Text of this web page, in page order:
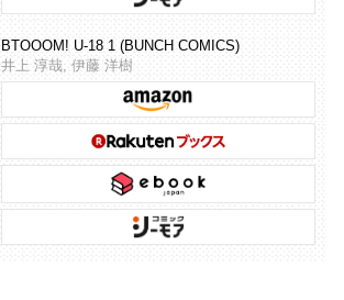
BTOOOM! U-18 1 (BUNCH COMICS)
井上 淳哉, 伊藤 洋樹